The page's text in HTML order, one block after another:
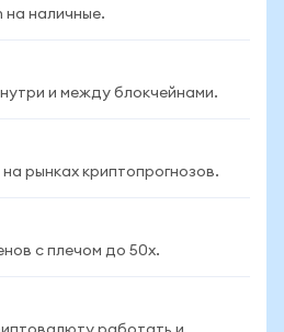
на наличные.
и между блокчейнами.
на рынках криптопрогнозов.
с плечом до 50x.